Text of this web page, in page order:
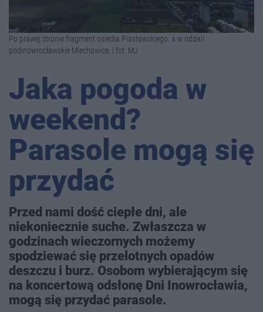
Po prawej stronie fragment osiedla Piastowskiego, a w oddali
podinowrocławskie Miechowice. | fot. MJ
Jaka pogoda w
weekend?
Parasole mogą się
przydać
Przed nami dość ciepłe dni, ale
niekoniecznie suche. Zwłaszcza w
godzinach wieczornych możemy
spodziewać się przelotnych opadów
deszczu i burz. Osobom wybierającym się
na koncertową odsłonę Dni Inowrocławia,
mogą się przydać parasole.